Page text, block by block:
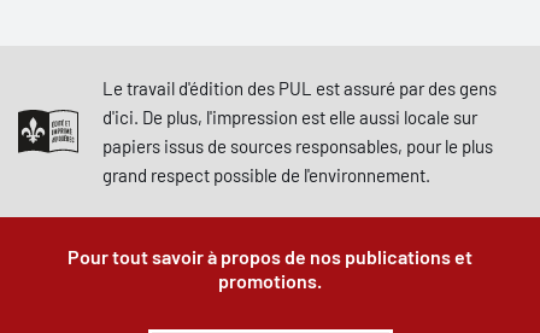
Le travail d'édition des PUL est assuré par des gens
d'ici. De plus, l'impression est elle aussi locale sur
papiers issus de sources responsables, pour le plus
grand respect possible de l'environnement.
Pour tout savoir à propos de nos publications et
promotions.